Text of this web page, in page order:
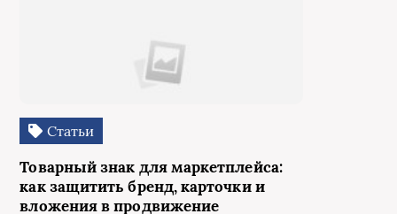
Статьи
Товарный знак для маркетплейса:
как защитить бренд, карточки и
вложения в продвижение